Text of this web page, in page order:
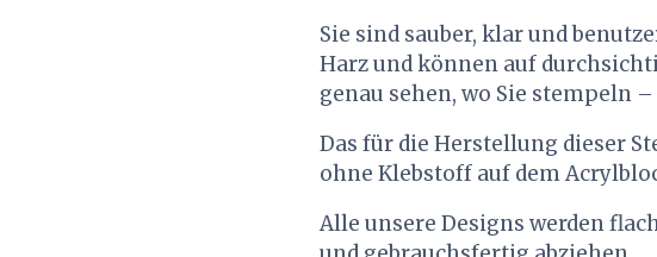
Sie sind sauber, klar und
Harz und können auf
genau sehen, wo Sie stempeln
Das für die Herstellung dieser
ohne Klebstoff auf dem
Alle unsere Designs werden